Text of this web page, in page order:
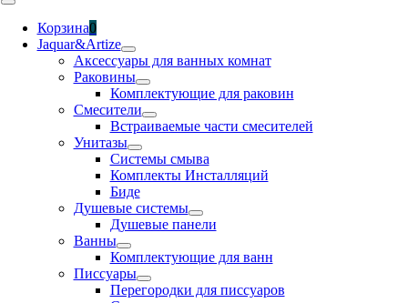
Toggle
NavigationКорзина0
Jaquar&Artize
Аксессуары для ванных комнат
Раковины
Комплектующие для раковин
Смесители
Встраиваемые части смесителей
Унитазы
Системы смыва
Комплекты Инсталляций
Биде
Душевые системы
Душевые панели
Ванны
Комплектующие для ванн
Писсуары
Перегородки для писсуаров